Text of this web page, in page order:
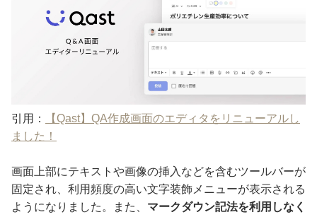
引用：
【Qast】QA作成画面のエディタをリニューアルし
ました！
画面上部にテキストや画像の挿入などを含むツールバーが
固定され、利用頻度の高い文字装飾メニューが表示される
ようになりました。また、 マークダウン記法を利用しなく